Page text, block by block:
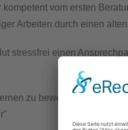
kompetent vom ersten
Arbeiten durch einen
stressfrei einen
zu bewerten und weiter